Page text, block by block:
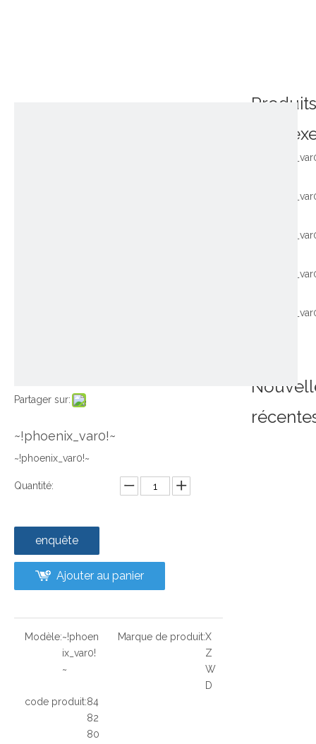
Partager sur:
~!phoenix_var0!~
~!phoenix_var0!~
Quantité:
enquête
Ajouter au panier
Modèle:~!phoen
ix_var0!
~
Marque de produit:X
Z
W
D
code produit:84
82
80
Produits